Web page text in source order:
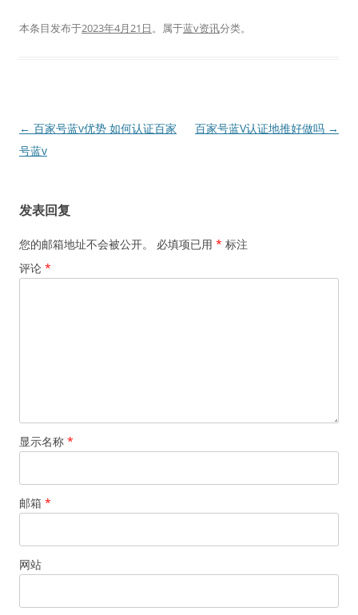
本条目发布于2023年4月21日。属于蓝v资讯分类。
文
章
← 百家号蓝v优势 如何认证百家
号蓝v
百家号蓝V认证地推好做吗 →
发表回复
您的邮箱地址不会被公开。 必填项已用 * 标注
评论 *
显示名称 *
邮箱 *
网站